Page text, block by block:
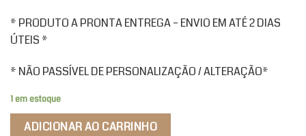
* PRODUTO A PRONTA ENTREGA – ENVIO EM ATÉ 2 DIAS
ÚTEIS *
* NÃO PASSÍVEL DE PERSONALIZAÇÃO / ALTERAÇÃO*
1 em estoque
ADICIONAR AO CARRINHO